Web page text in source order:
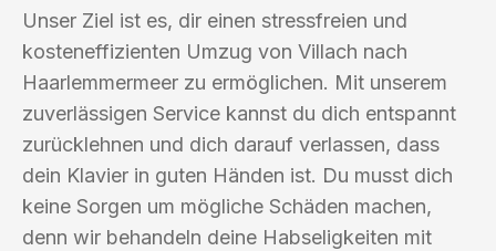
Unser Ziel ist es, dir einen stressfreien und
kosteneffizienten Umzug von Villach nach
Haarlemmermeer zu ermöglichen. Mit unserem
zuverlässigen Service kannst du dich entspannt
zurücklehnen und dich darauf verlassen, dass
dein Klavier in guten Händen ist. Du musst dich
keine Sorgen um mögliche Schäden machen,
denn wir behandeln deine Habseligkeiten mit